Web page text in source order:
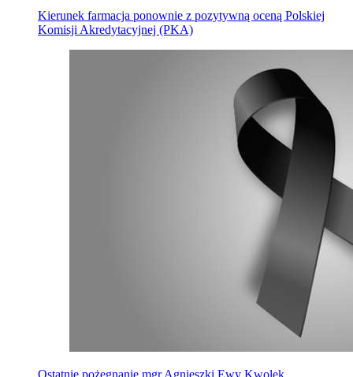
Kierunek farmacja ponownie z pozytywną oceną Polskiej
Komisji Akredytacyjnej (PKA)
Ostatnie pożegnanie mgr Agnieszki Ewy Kwolek